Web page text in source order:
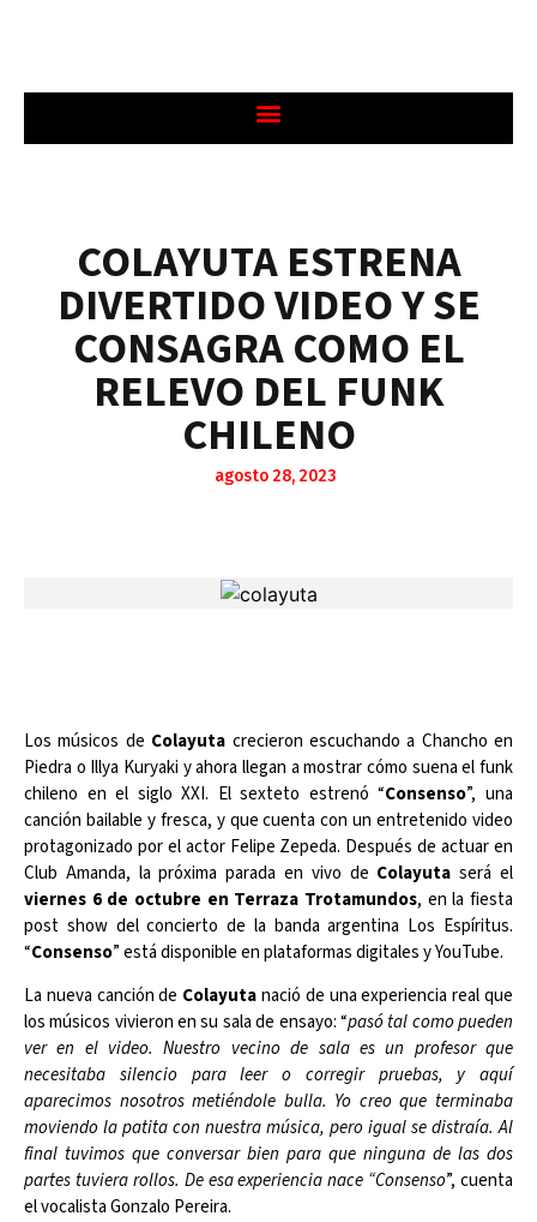
COLAYUTA ESTRENA
DIVERTIDO VIDEO Y SE
CONSAGRA COMO EL
RELEVO DEL FUNK
CHILENO
agosto 28, 2023
Los músicos de Colayuta crecieron escuchando a Chancho en
Piedra o Illya Kuryaki y ahora llegan a mostrar cómo suena el funk
chileno en el siglo XXI. El sexteto estrenó “Consenso”, una
canción bailable y fresca, y que cuenta con un entretenido video
protagonizado por el actor Felipe Zepeda. Después de actuar en
Club Amanda, la próxima parada en vivo de Colayuta será el
viernes 6 de octubre en Terraza Trotamundos, en la fiesta
post show del concierto de la banda argentina Los Espíritus.
“Consenso” está disponible en plataformas digitales y YouTube.
La nueva canción de Colayutanació de una experiencia real que
los músicos vivieron en su sala de ensayo: “pasó tal como pueden
ver en el video. Nuestro vecino de sala es un profesor que
necesitaba silencio para leer o corregir pruebas, y aquí
aparecimos nosotros metiéndole bulla. Yo creo que terminaba
moviendo la patita con nuestra música, pero igual se distraía. Al
final tuvimos que conversar bien para que ninguna de las dos
partes tuviera rollos. De esa experiencia nace “Consenso”, cuenta
el vocalista Gonzalo Pereira.